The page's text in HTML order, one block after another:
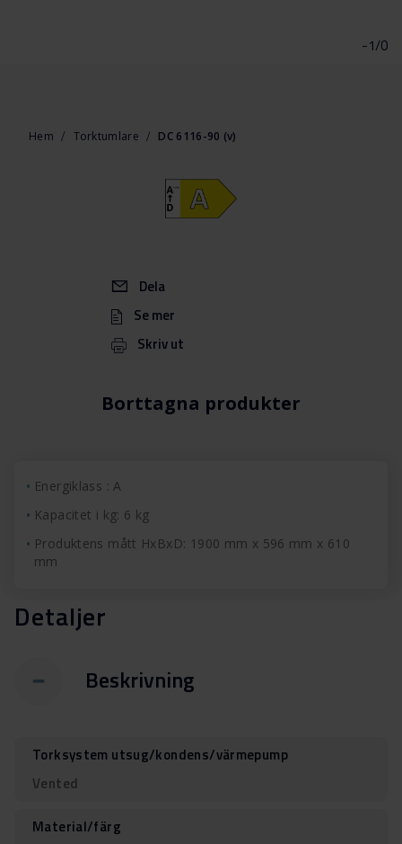
-1/0
Hem Torktumlare DC 6116-90 (v)
Borttagna produkter
Dela
Se mer
Skriv ut
Energiklass : A
Kapacitet i kg: 6 kg
Produktens mått HxBxD: 1900 mm x 596 mm x 610
mm
Detaljer
Beskrivning
Torksystem utsug/kondens/värmepump
Vented
Material/färg